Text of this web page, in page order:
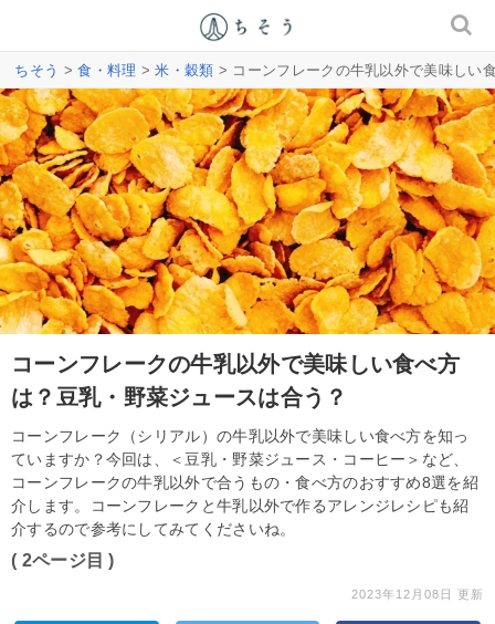
ちそう >食・料理 >米・穀類 > コーンフレークの牛乳以外で美味しい
コーンフレークの牛乳以外で美味しい食べ方
は？豆乳・野菜ジュースは合う？
コーンフレーク（シリアル）の牛乳以外で美味しい食べ方を知っ
ていますか？今回は、＜豆乳・野菜ジュース・コーヒー＞など、
コーンフレークの牛乳以外で合うもの・食べ方のおすすめ8選を紹
介します。コーンフレークと牛乳以外で作るアレンジレシピも紹
介するので参考にしてみてくださいね。
( 2ページ目 )
2023年12月08日 更新